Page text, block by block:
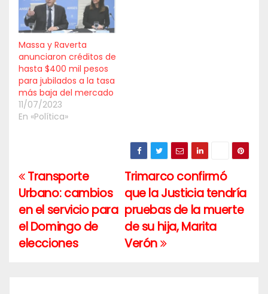
Massa y Raverta
anunciaron créditos de
hasta $400 mil pesos
para jubilados a la tasa
más baja del mercado
11/07/2023
En «Política»
Navegación
de
entradas
Trimarco confirmó
que la Justicia tendría
pruebas de la muerte
de su hija, Marita
Verón
Transporte
Urbano: cambios
en el servicio para
el Domingo de
elecciones